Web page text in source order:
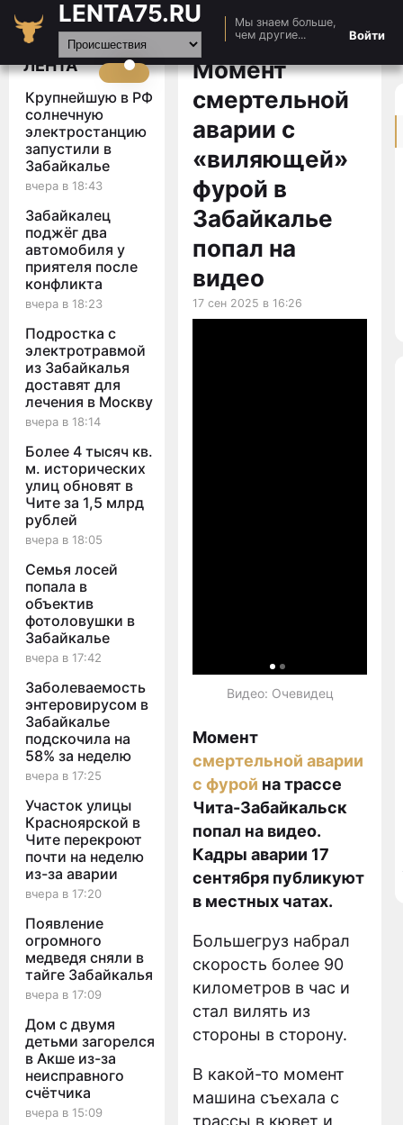
LENTA75.RU
Мы знаем больше,
чем другие...
Войти
Главная
Новости
Видео
Статьи
ЛЕНТА
Крупнейшую в РФ
солнечную
электростанцию
запустили в
Забайкалье
вчера в 18:43
Забайкалец
поджёг два
автомобиля у
приятеля после
конфликта
вчера в 18:23
Подростка с
электротравмой
из Забайкалья
доставят для
лечения в Москву
вчера в 18:14
Более 4 тысяч кв.
м. исторических
улиц обновят в
Чите за 1,5 млрд
рублей
вчера в 18:05
Семья лосей
попала в
объектив
фотоловушки в
Забайкалье
вчера в 17:42
Заболеваемость
энтеровирусом в
Забайкалье
подскочила на
58% за неделю
вчера в 17:25
Участок улицы
Красноярской в
Чите перекроют
почти на неделю
из-за аварии
вчера в 17:20
Появление
огромного
медведя сняли в
тайге Забайкалья
вчера в 17:09
Дом с двумя
детьми загорелся
в Акше из-за
неисправного
счётчика
вчера в 15:09
Момент
смертельной
аварии с
«виляющей»
фурой в
Забайкалье
попал на
видео
17 сен 2025 в 16:26
Видео: Очевидец
Момент
смертельной аварии
с фурой на трассе
Чита-Забайкальск
попал на видео.
Кадры аварии 17
сентября публикуют
в местных чатах.
Большегруз набрал
скорость более 90
километров в час и
стал вилять из
стороны в сторону.
В какой-то момент
машина съехала с
трассы в кювет и